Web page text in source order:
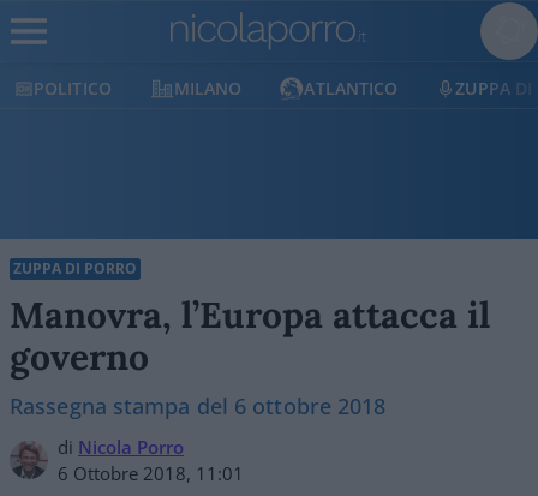
POLITICO MILANO ATLANTICO ZUPPA DI
ZUPPA DI PORRO
Manovra, l’Europa attacca il
governo
Rassegna stampa del 6 ottobre 2018
di Nicola Porro
6 Ottobre 2018, 11:01